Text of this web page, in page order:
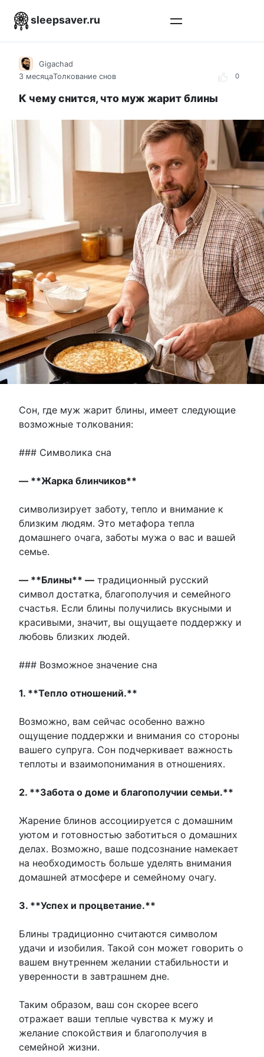
sleepsaver.ru
0
Gigachad
3 месяцаТолкование снов
К чему снится, что муж жарит блины
Сон, где муж жарит блины, имеет следующие
возможные толкования:
### Символика сна
— **Жарка блинчиков**
символизирует заботу, тепло и внимание к
близким людям. Это метафора тепла
домашнего очага, заботы мужа о вас и вашей
семье.
— **Блины** — традиционный русский
символ достатка, благополучия и семейного
счастья. Если блины получились вкусными и
красивыми, значит, вы ощущаете поддержку и
любовь близких людей.
### Возможное значение сна
1. **Тепло отношений.**
Возможно, вам сейчас особенно важно
ощущение поддержки и внимания со стороны
вашего супруга. Сон подчеркивает важность
теплоты и взаимопонимания в отношениях.
2. **Забота о доме и благополучии семьи.**
Жарение блинов ассоциируется с домашним
уютом и готовностью заботиться о домашних
делах. Возможно, ваше подсознание намекает
на необходимость больше уделять внимания
домашней атмосфере и семейному очагу.
3. **Успех и процветание.**
Блины традиционно считаются символом
удачи и изобилия. Такой сон может говорить о
вашем внутреннем желании стабильности и
уверенности в завтрашнем дне.
Таким образом, ваш сон скорее всего
отражает ваши теплые чувства к мужу и
желание спокойствия и благополучия в
семейной жизни.